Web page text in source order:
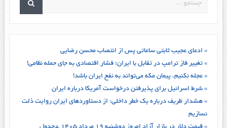
» ادعای عجیب ثابتی ساعاتی پس از انتصاب محسن رضایی
» تغییر فاز ترامپ در تقابل با ایران؛ فشار اقتصادی به جای حمله نظامی!
» عجله نکنیم، پیمان مکه می‌تواند به نفع ایران باشد!
» شرط اسرائیل برای پذیرفتن درخواست آمریکا درباره ایران
» هشدار ظریف درباره یک خطر داخلی: از دستاوردهای ایران روایت ذلت
نسازیم